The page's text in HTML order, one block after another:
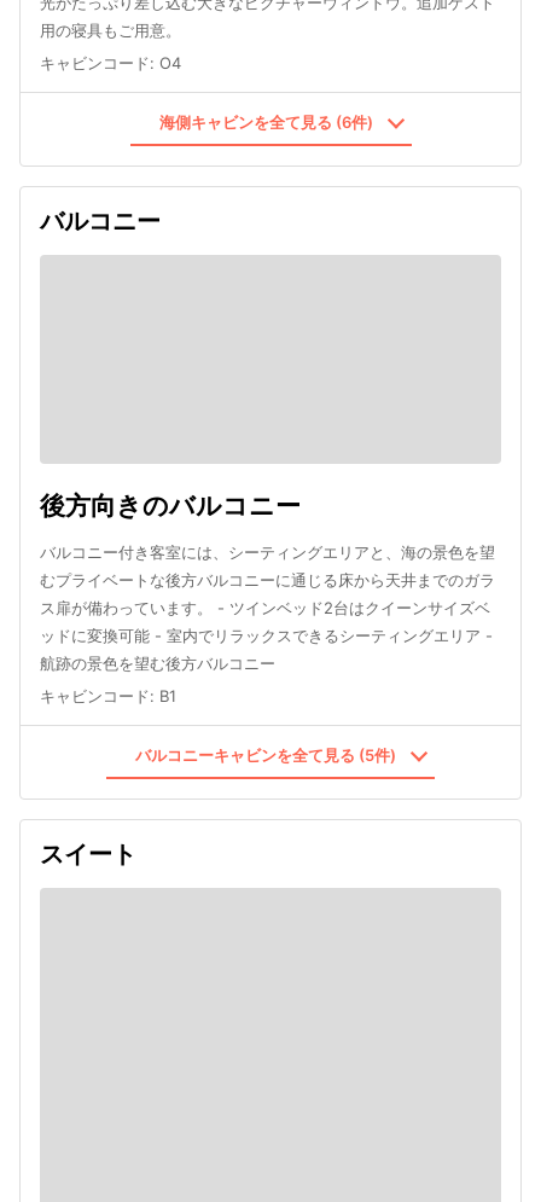
用の寝具もご用意。
キャビンコード: O4
海側キャビンを全て見る (6件)
バルコニー
後方向きのバルコニー
バルコニー付き客室には、シーティングエリアと、海の景色を望
むプライベートな後方バルコニーに通じる床から天井までのガラ
ス扉が備わっています。 - ツインベッド2台はクイーンサイズベ
ッドに変換可能 - 室内でリラックスできるシーティングエリア -
航跡の景色を望む後方バルコニー
キャビンコード: B1
バルコニーキャビンを全て見る (5件)
スイート